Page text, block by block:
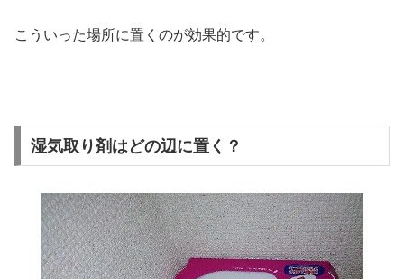
こういった場所に置くのが効果的です。
湿気取り剤はどの辺に置く？